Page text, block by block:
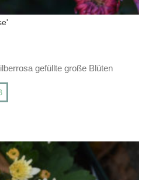
gefüllte große Blüten